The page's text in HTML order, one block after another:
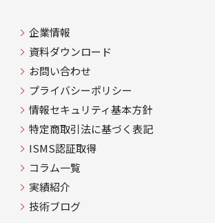
企業情報
資料ダウンロード
お問い合わせ
プライバシーポリシー
情報セキュリティ基本方針
特定商取引法に基づく表記
ISMS認証取得
コラム一覧
実績紹介
技術ブログ